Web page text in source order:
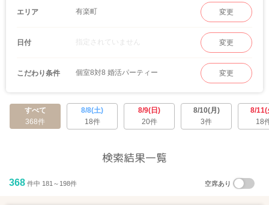
エリア 有楽町 変更
日付 指定されていません 変更
こだわり条件 個室8対8 婚活パーティー 変更
すべて
368件
8/8(土)
18件
8/9(日)
20件
8/10(月)
3件
8/11(
18
検索結果一覧
368 件中 181～198件 空席あり